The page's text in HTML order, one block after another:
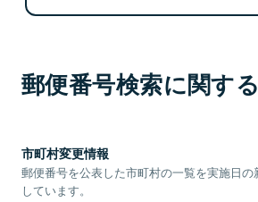
郵便番号検索に関す
市町村変更情報
郵便番号を公表した市町村の一覧を実施日
しています。